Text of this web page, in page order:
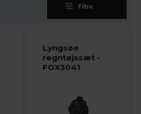
tune Filtre
Lyngsøe
regntøjssæt -
FOX3041